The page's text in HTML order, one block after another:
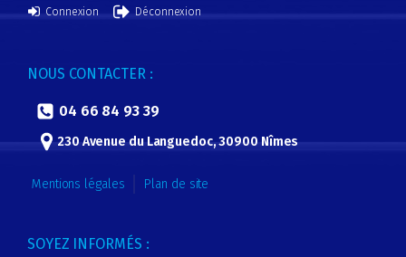
Connexion Déconnexion
NOUS CONTACTER :
04 66 84 93 39
230 Avenue du Languedoc, 30900 Nîmes
Mentions légales Plan de site
SOYEZ INFORMÉS :